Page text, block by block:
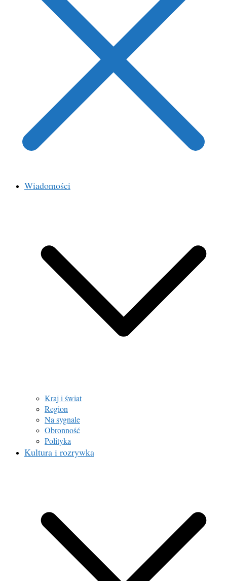
Wiadomości
Kraj i świat
Region
Na sygnale
Obronność
Polityka
Kultura i rozrywka